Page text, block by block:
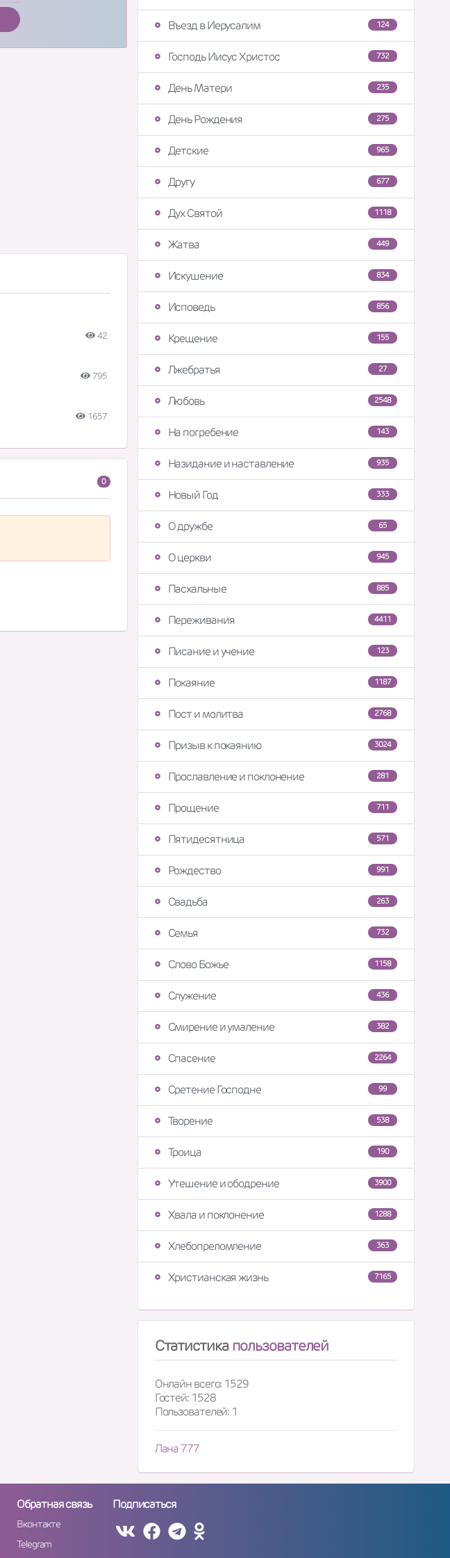
42
795
1657
0
124
Въезд в Иерусалим
732
Господь Иисус Христос
235
День Матери
275
День Рождения
965
Детские
677
Другу
1118
Дух Святой
449
Жатва
834
Искушение
856
Исповедь
155
Крещение
27
Лжебратья
2548
Любовь
143
На погребение
935
Назидание и наставление
333
Новый Год
65
О дружбе
945
О церкви
885
Пасхальные
4411
Переживания
123
Писание и учение
1187
Покаяние
2768
Пост и молитва
3024
Призыв к покаянию
281
Прославление и поклонение
711
Прощение
571
Пятидесятница
991
Рождество
263
Свадьба
732
Семья
1158
Слово Божье
436
Служение
382
Смирение и умаление
2264
Спасение
99
Сретение Господне
538
Творение
190
Троица
3900
Утешение и ободрение
1288
Хвала и поклонение
363
Хлебопреломление
7165
Христианская жизнь
Статистика пользователей
Онлайн всего: 1529
Гостей: 1528
Пользователей: 1
Лана 777
Обратная связь
Вконтакте
Telegram
Подписаться